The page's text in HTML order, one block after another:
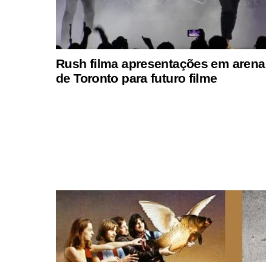
Rush filma apresentações em arena
de Toronto para futuro filme